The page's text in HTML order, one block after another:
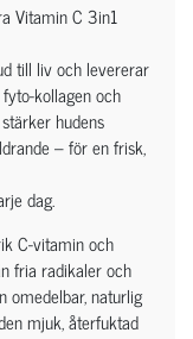
Vitamin C 3in1
till liv och levererar
kollagen och
hudens
– för en frisk,
dag.
C-vitamin och
fria radikaler och
omedelbar, naturlig
mjuk, återfuktad